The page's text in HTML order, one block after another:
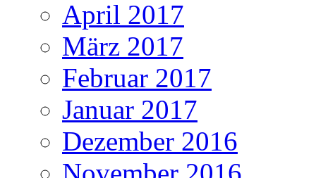
April 2017
März 2017
Februar 2017
Januar 2017
Dezember 2016